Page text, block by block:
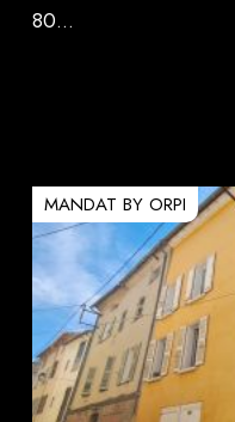
80...
MANDAT BY ORPI